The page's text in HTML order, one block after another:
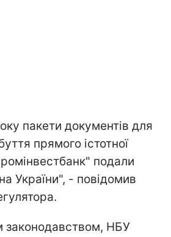
пакети документів для
прямого істотної
подали
України", - повідомив
законодавством, НБУ